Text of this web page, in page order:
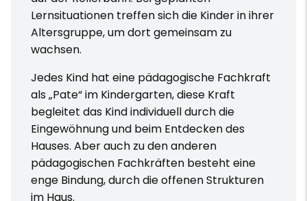
Lernsituationen treffen sich die Kinder in ihrer
Altersgruppe, um dort gemeinsam zu
wachsen.
Jedes Kind hat eine pädagogische Fachkraft
als „Pate“ im Kindergarten, diese Kraft
begleitet das Kind individuell durch die
Eingewöhnung und beim Entdecken des
Hauses. Aber auch zu den anderen
pädagogischen Fachkräften besteht eine
enge Bindung, durch die offenen Strukturen
im Haus.